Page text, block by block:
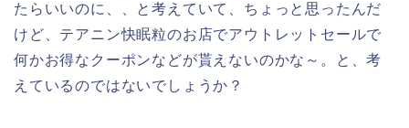
たらいいのに、、と考えていて、ちょっと思ったんだ
けど、テアニン快眠粒のお店でアウトレットセールで
何かお得なクーポンなどが貰えないのかな～。と、考
えているのではないでしょうか？